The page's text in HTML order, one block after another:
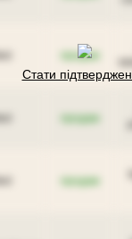
продам
продам
продам
Стати